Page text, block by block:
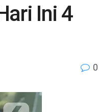
Ini 4
0